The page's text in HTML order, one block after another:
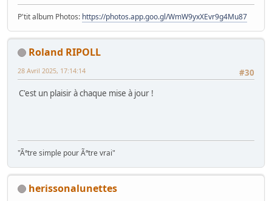
P'tit album Photos: https://photos.app.goo.gl/WmW9yxXEvr9g4Mu87
Roland RIPOLL
#30
28 Avril 2025, 17:14:14
C'est un plaisir à chaque mise à jour !
"Ãªtre simple pour Ãªtre vrai"
herissonalunettes